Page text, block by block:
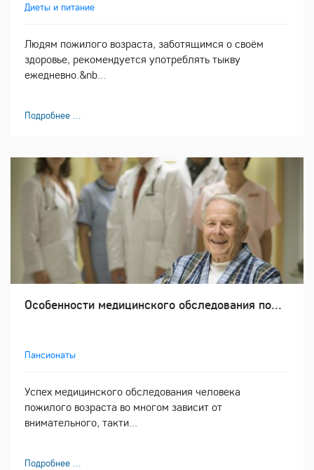
Диеты и питание
Людям пожилого возраста, заботящимся о своём
здоровье, рекомендуется употреблять тыкву
ежедневно.&nb...
Подробнее ...
Особенности медицинского обследования по...
Пансионаты
Успех медицинского обследования человека
пожилого возраста во многом зависит от
внимательного, такти...
Подробнее ...